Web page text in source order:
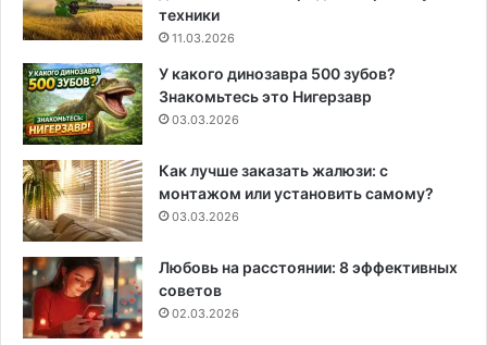
техники
11.03.2026
У какого динозавра 500 зубов?
Знакомьтесь это Нигерзавр
03.03.2026
Как лучше заказать жалюзи: с
монтажом или установить самому?
03.03.2026
Любовь на расстоянии: 8 эффективных
советов
02.03.2026